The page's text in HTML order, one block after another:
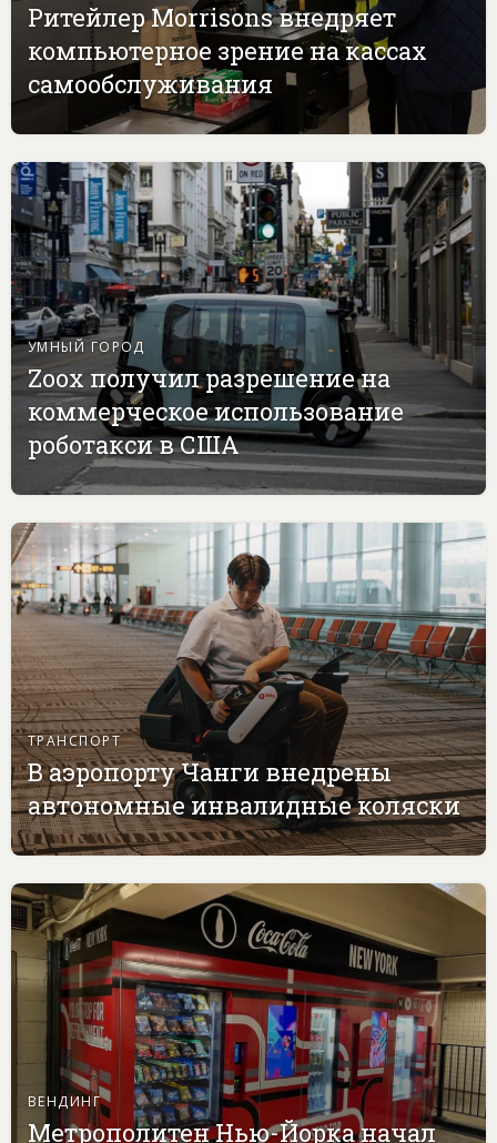
Ритейлер Morrisons внедряет
компьютерное зрение на кассах
самообслуживания
УМНЫЙ ГОРОД
Zoox получил разрешение на
коммерческое использование
роботакси в США
ТРАНСПОРТ
В аэропорту Чанги внедрены
автономные инвалидные коляски
ВЕНДИНГ
Метрополитен Нью-Йорка начал